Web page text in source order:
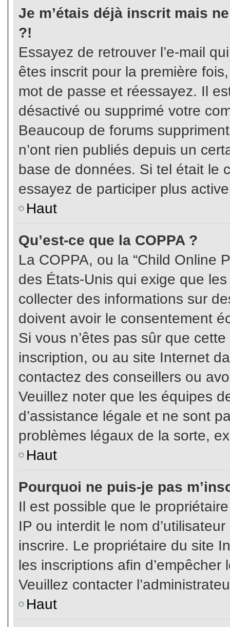
Je m’étais déjà inscrit mais
?!
Essayez de retrouver l’e-mail
êtes inscrit pour la première
mot de passe et réessayez. Il
désactivé ou supprimé votre
Beaucoup de forums
n’ont rien publiés depuis un
base de données. Si tel était le
essayez de participer plus
Haut
Qu’est-ce que la COPPA ?
La COPPA, ou la “Child Online
des États-Unis qui exige que
collecter des informations sur
doivent avoir le consentement
Si vous n’êtes pas sûr que
inscription, ou au site Internet
contactez des conseillers ou
Veuillez noter que les équipes
d’assistance légale et ne sont
problèmes légaux de la sorte,
Haut
Pourquoi ne puis-je pas
Il est possible que le
IP ou interdit le nom
inscrire. Le propriétaire du site
les inscriptions afin d’empêcher
Veuillez contacter
Haut